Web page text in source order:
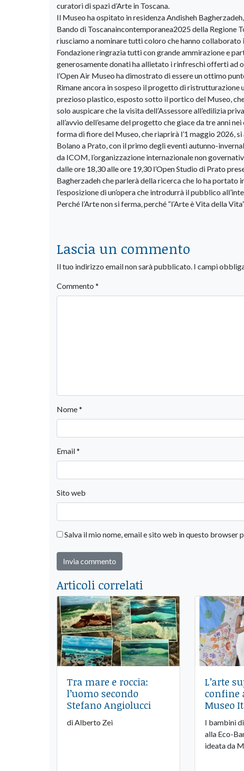
curatori di spazi d’Arte in Toscana.
Il Museo ha ospitato in residenza Andisheh
Bando di Toscanaincontemporanea2025 della Regione
riusciamo a nominare tutti coloro che hanno
Fondazione ringrazia tutti con grande ammirazione e
generosamente donati ha allietato i rinfreschi offerti ad
l’Open Air Museo ha dimostrato di essere un ottimo
Rimane ancora in sospeso il progetto di ristrutturazione
prezioso plastico, esposto sotto il portico del Museo,
solo auspicare che la visita dell’Assessore all’edilizia
all’avvio dell’esame del progetto che giace da tre anni
forma di fiore del Museo, che riaprirà l’1 maggio 2026,
Bolano a Prato, con il primo degli eventi autunno-
da ICOM, l’organizzazione internazionale non
dalle ore 18,30 alle ore 19,30 l’Open Studio di Prato
Bagherzadeh che parlerà della ricerca che lo ha portato
l’esposizione di un’opera che introdurrà il pubblico
Perché l’Arte non si ferma, perché “l’Arte è Vita della
Lascia un commento
Il tuo indirizzo email non sarà pubblicato. I campi
Commento *
Nome*
Email*
Sito web
Salva il mio nome, email e sito web in questo browser
Articoli correlati
Tra mare e roccia:
l’uomo secondo
Stefano Angiolucci
di Alberto Zei
​L’arte
confine
Museo
I bambini
alla Eco-
ideata da